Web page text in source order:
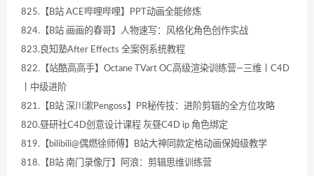
825.【B站 ACE哔哩哔哩】PPT动画全能修炼
824.【B站 画画的春哥】人物速写：风格化角色创作实战
823.良知塾After Effects 全案例系统教程
822.【站酷高高手】Octane TVart OC高级渲染训练营—三维丨C4D
丨中级进阶
821.【B站 深川漱Pengoss】PR秘传技：进阶剪辑的全方位攻略
820.昼研社C4D创意设计课程 灰昼C4D ip 角色绑定
819.【bilibili@偶燃徐师傅】B站大神同款定格动画保姆级教学
818.【B站 南门录像厅】阿浪：剪辑思维训练营